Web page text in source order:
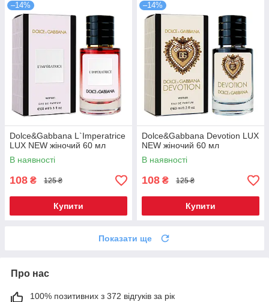
–14%
Dolce&Gabbana L`Imperatrice
LUX NEW жіночий 60 мл
В наявності
108 ₴ 125 ₴
Купити
–14%
Dolce&Gabbana Devotion LUX
NEW жіночий 60 мл
В наявності
108 ₴ 125 ₴
Купити
Показати ще
Про нас
100% позитивних з 372 відгуків за рік